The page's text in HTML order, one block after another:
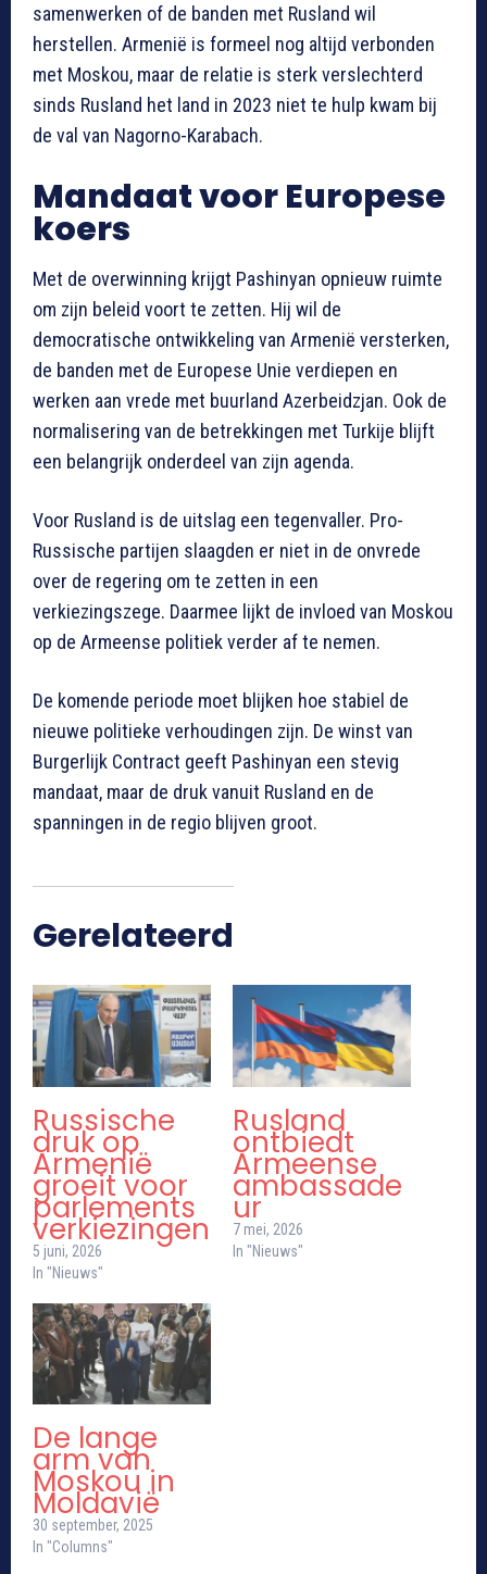
samenwerken of de banden met Rusland wil
herstellen. Armenië is formeel nog altijd verbonden
met Moskou, maar de relatie is sterk verslechterd
sinds Rusland het land in 2023 niet te hulp kwam bij
de val van Nagorno-Karabach.
Mandaat voor Europese
koers
Met de overwinning krijgt Pashinyan opnieuw ruimte
om zijn beleid voort te zetten. Hij wil de
democratische ontwikkeling van Armenië versterken,
de banden met de Europese Unie verdiepen en
werken aan vrede met buurland Azerbeidzjan. Ook de
normalisering van de betrekkingen met Turkije blijft
een belangrijk onderdeel van zijn agenda.
Voor Rusland is de uitslag een tegenvaller. Pro-
Russische partijen slaagden er niet in de onvrede
over de regering om te zetten in een
verkiezingszege. Daarmee lijkt de invloed van Moskou
op de Armeense politiek verder af te nemen.
De komende periode moet blijken hoe stabiel de
nieuwe politieke verhoudingen zijn. De winst van
Burgerlijk Contract geeft Pashinyan een stevig
mandaat, maar de druk vanuit Rusland en de
spanningen in de regio blijven groot.
Gerelateerd
Russische
druk op
Armenië
groeit voor
parlements
verkiezingen
5 juni, 2026
In "Nieuws"
Rusland
ontbiedt
Armeense
ambassade
ur
7 mei, 2026
In "Nieuws"
De lange
arm van
Moskou in
Moldavië
30 september, 2025
In "Columns"